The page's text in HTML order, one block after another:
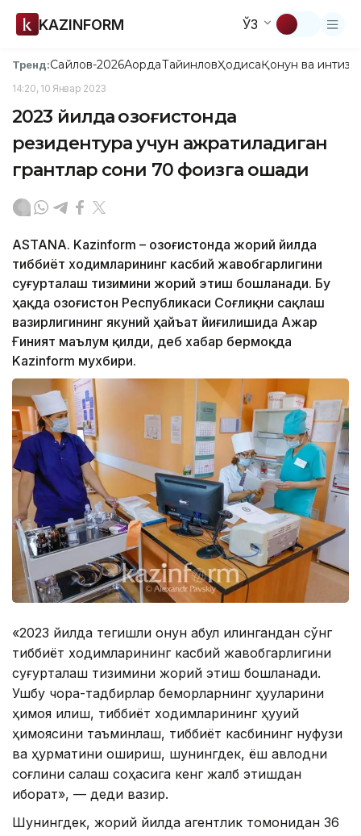
KAZINFORM ЎЗ
Тренд:Сайлов-2026АқордаТайинловҲодисаҚонун ва
14:20, 10 Январ 2023
2023 йилда Қозоғистонда
резидентура учун ажратиладиган
грантлар сони 70 фоизга ошади
ASTANA. Kazinform – Қозоғистонда жорий йилда
тиббиёт ходимларининг касбий жавобгарлигини
суғурталаш тизимини жорий этиш бошланади. Бу
ҳақда Қозоғистон Республикаси Соғлиқни сақлаш
вазирлигининг якуний ҳайъат йиғилишида Ажар
Ғиният маълум қилди, деб хабар бермоқда
Kazinform мухбири.
«2023 йилда тегишли қонун қабул қилингандан сўнг
тиббиёт ходимларининг касбий жавобгарлигини
суғурталаш тизимини жорий этиш бошланади.
Ушбу чора-тадбирлар беморларнинг ҳуқуқларини
ҳимоя қилиш, тиббиёт ходимларининг ҳуқуқий
ҳимоясини таъминлаш, тиббиёт касбининг нуфузи
ва ҳурматини ошириш, шунингдек, ёш авлодни
соғлиқни сақлаш соҳасига кенг жалб этишдан
иборат», — деди вазир.
Шунингдек, жорий йилда агентлик томонидан 36